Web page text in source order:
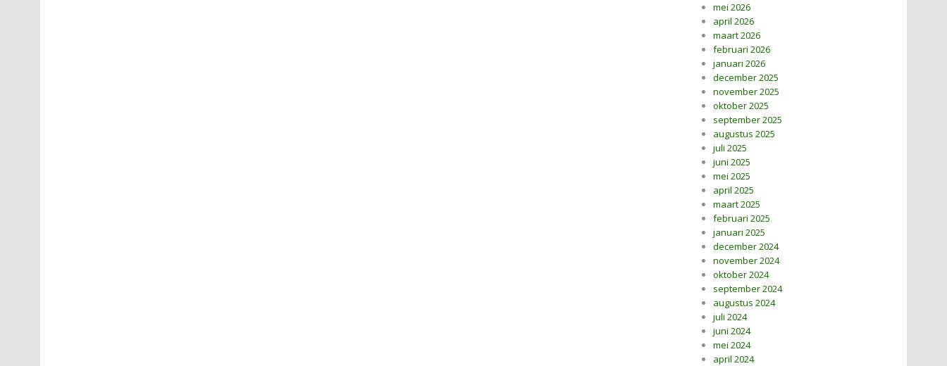
mei 2026
april 2026
maart 2026
februari 2026
januari 2026
december 2025
november 2025
oktober 2025
september 2025
augustus 2025
juli 2025
juni 2025
mei 2025
april 2025
maart 2025
februari 2025
januari 2025
december 2024
november 2024
oktober 2024
september 2024
augustus 2024
juli 2024
juni 2024
mei 2024
april 2024